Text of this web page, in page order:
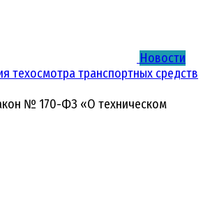
Новости
техосмотра транспортных средств
№ 170-ФЗ «О техническом